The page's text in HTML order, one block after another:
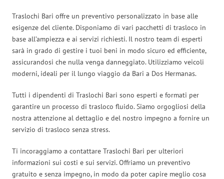
Traslochi Bari offre un preventivo personalizzato in base alle
esigenze del cliente. Disponiamo di vari pacchetti di trasloco in
base all’ampiezza e ai servizi richiesti. Il nostro team di esperti
sarà in grado di gestire i tuoi beni in modo sicuro ed efficiente,
assicurandosi che nulla venga danneggiato. Utilizziamo veicoli
moderni, ideali per il lungo viaggio da Bari a Dos Hermanas.
Tutti i dipendenti di Traslochi Bari sono esperti e formati per
garantire un processo di trasloco fluido. Siamo orgogliosi della
nostra attenzione al dettaglio e del nostro impegno a fornire un
servizio di trasloco senza stress.
Ti incoraggiamo a contattare Traslochi Bari per ulteriori
informazioni sui costi e sui servizi. Offriamo un preventivo
gratuito e senza impegno, in modo da poter capire meglio cosa